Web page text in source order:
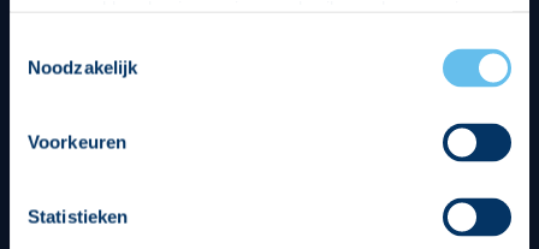
op een veilige en integere wijze. Je kunt je toestemming
beheren op de privacy- en cookieverklaring pagina.
Noodzakelijk
Voorkeuren
Statistieken